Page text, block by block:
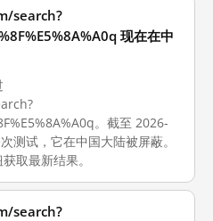
search?
现在在中
。截至 2026-
测试，它在中国大陆被屏蔽。
取最新结果。
search?